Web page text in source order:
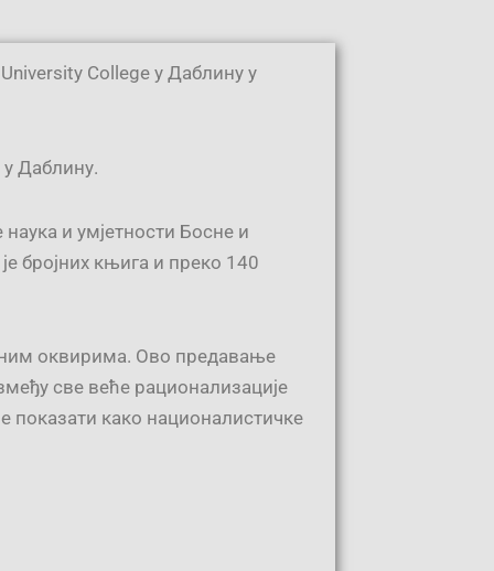
College у Даблину у
Даблину.
и умјетности Босне и
бројних књига и преко 140
оквирима. Ово предавање
све веће рационализације
показати како националистичке